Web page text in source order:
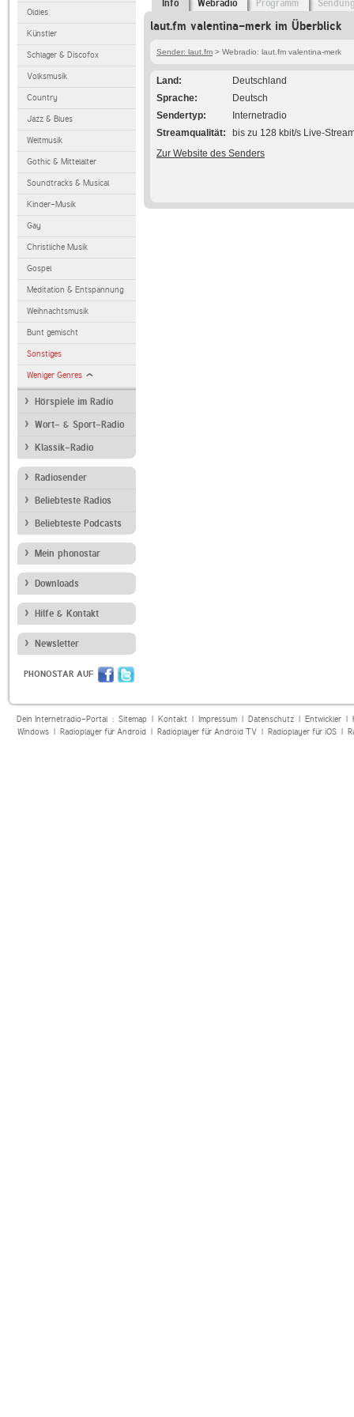
Oldies
Künstler
Schlager & Discofox
Volksmusik
Country
Jazz & Blues
Weltmusik
Gothic & Mittelalter
Soundtracks & Musical
Kinder-Musik
Gay
Christliche Musik
Gospel
Meditation & Entspannung
Weihnachtsmusik
Bunt gemischt
Sonstiges
Weniger Genres
Hörspiele im Radio
Wort- & Sport-Radio
Klassik-Radio
Radiosender
Beliebteste Radios
Beliebteste Podcasts
Mein phonostar
Downloads
Hilfe & Kontakt
Newsletter
PHONOSTAR AUF
Info Webradio Programm
laut.fm valentina-merk im Überblick
Sender: laut.fm > Webradio: laut.fm valentina-merk
Land
Deutschland
Sprache
Deutsch
Sendertyp
Internetradio
Streamqualität
bis zu 128 kbit/s Live-
Zur Website des Senders
Dein Internetradio-Portal : Sitemap| Kontakt| Impressum| Datenschutz| Entwickler|
Windows| Radioplayer für Android| Radioplayer für Android TV| Radioplayer für iOS|